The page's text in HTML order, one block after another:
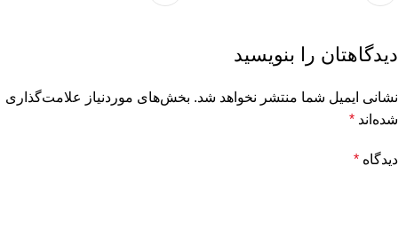
دیدگاهتان را بنویسید
نشانی ایمیل شما منتشر نخواهد شد. بخش‌های موردنیاز علامت‌گذاری
شده‌اند *
دیدگاه *